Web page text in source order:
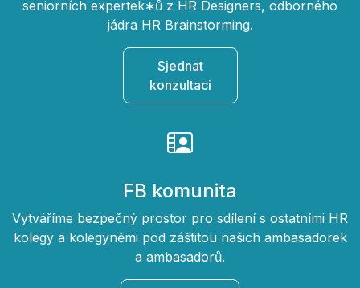
seniorních expertek∗ů z HR Designers, odborného
jádra HR Brainstorming.
Sjednat
konzultaci
FB komunita
Vytváříme bezpečný prostor pro sdílení s ostatními HR
kolegy a kolegyněmi pod záštitou našich ambasadorek
a ambasadorů.